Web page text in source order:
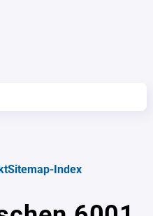
Sitemap-Index